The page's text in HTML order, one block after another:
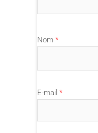
Nom *
E-mail *